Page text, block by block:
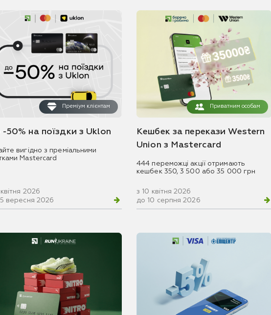
Преміум клієнтам
50% на поїздки з Uklon
вигідно з преміальними
Mastercard
квітня 2026
вересня 2026
Приватним особам
Кешбек за перекази Western
Union з Mastercard
444 переможці акції отримають
кешбек 350, 3 500 або 35 000 грн
з 10 квітня 2026
до 10 серпня 2026